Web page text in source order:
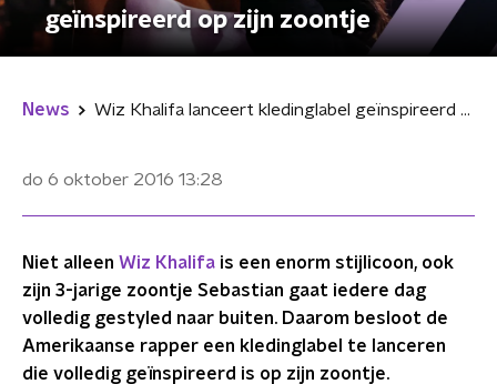
geïnspireerd op zijn zoontje
News Wiz Khalifa lanceert kledinglabel geïnspireerd op zijn zoontje
do 6 oktober 2016 13:28
Niet alleen Wiz Khalifa is een enorm stijlicoon, ook
zijn 3-jarige zoontje Sebastian gaat iedere dag
volledig gestyled naar buiten. Daarom besloot de
Amerikaanse rapper een kledinglabel te lanceren
die volledig geïnspireerd is op zijn zoontje.